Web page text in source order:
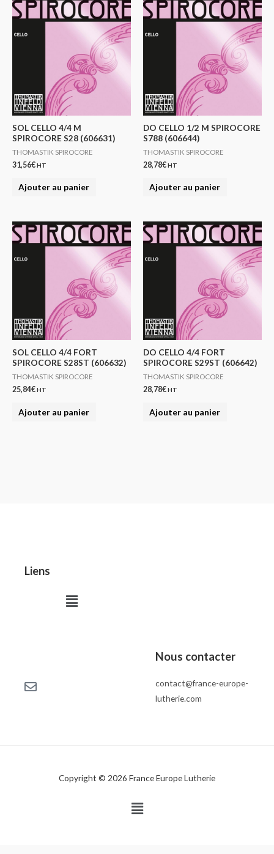
SOL CELLO 4/4 M
SPIROCORE S28 (606631)
THOMASTIK SPIROCORE
31,56€HT
Ajouter au panier
DO CELLO 1/2 M SPIROCORE
S788 (606644)
THOMASTIK SPIROCORE
28,78€HT
Ajouter au panier
SOL CELLO 4/4 FORT
SPIROCORE S28ST (606632)
THOMASTIK SPIROCORE
25,84€HT
Ajouter au panier
DO CELLO 4/4 FORT
SPIROCORE S29ST (606642)
THOMASTIK SPIROCORE
28,78€HT
Ajouter au panier
Liens
Menu
Nous contacter
contact@france-europe-
lutherie.com
Copyright © 2026 France Europe Lutherie
Menu